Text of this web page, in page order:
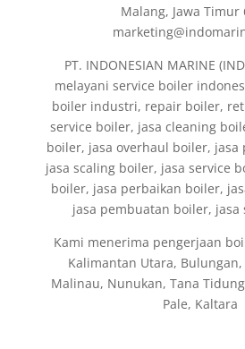
Malang, Jawa Timur
PT. INDONESIAN MARINE
melayani service boiler
boiler industri, repair boiler,
service boiler, jasa cleaning
boiler, jasa overhaul boiler,
jasa scaling boiler, jasa service
boiler, jasa perbaikan boiler,
jasa pembuatan boiler, jasa
Kami menerima pengerjaan
Kalimantan Utara,
Malinau, Nunukan, Tana
Pale, Kaltara